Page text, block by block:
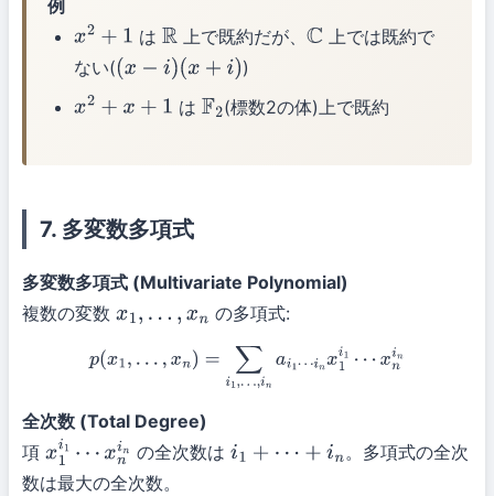
例
x2 +1 はR 上で既約だが、C
上では既約で
ない((x−i) (x+i) )
x2 +x +1 は F2(標数2の体)上で既約
7. 多変数多項式
多変数多項式 (Multivariate Polynomial)
複数の変数 x1,…, x n の多項式:
p ( x 1, …, xn) = ∑i1 …,in 1⋯in x1 1⋯xni n
全次数 (Total Degree)
項 x1i1 ⋯ x nin の全次数はi1+⋯ + i n
。多項式の全次
数は最大の全次数。